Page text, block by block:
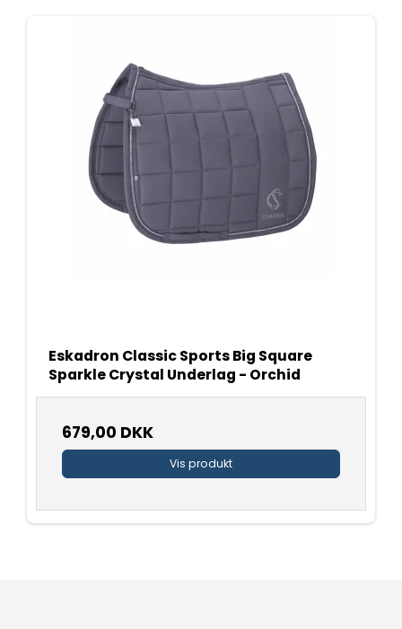
Eskadron Classic Sports Big Square
Sparkle Crystal Underlag - Orchid
679,00 DKK
Vis produkt